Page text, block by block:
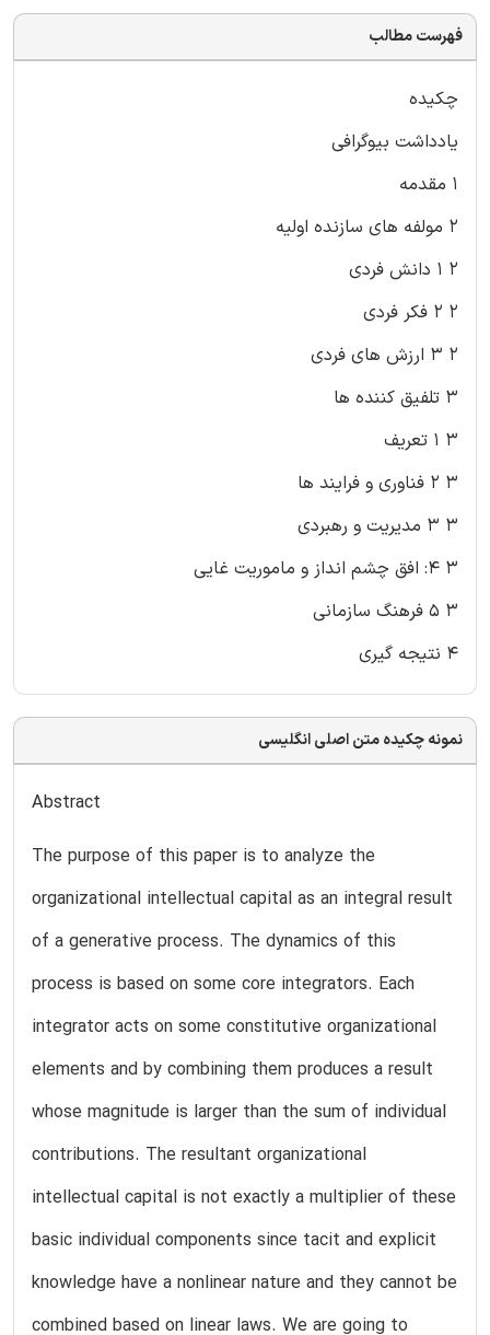
فهرست مطالب
چکیده
یادداشت بیوگرافی
۱ مقدمه
۲ مولفه های سازنده اولیه
۲ ۱ دانش فردی
۲ ۲ فکر فردی
۲ ۳ ارزش های فردی
۳ تلفیق کننده ها
۳ ۱ تعریف
۳ ۲ فناوری و فرایند ها
۳ ۳ مدیریت و رهبردی
۳ ۴: افق چشم انداز و ماموریت غایی
۳ ۵ فرهنگ سازمانی
۴ نتیجه گیری
نمونه چکیده متن اصلی انگلیسی
Abstract
The purpose of this paper is to analyze the
organizational intellectual capital as an integral result
of a generative process. The dynamics of this
process is based on some core integrators. Each
integrator acts on some constitutive organizational
elements and by combining them produces a result
whose magnitude is larger than the sum of individual
contributions. The resultant organizational
intellectual capital is not exactly a multiplier of these
basic individual components since tacit and explicit
knowledge have a nonlinear nature and they cannot be
combined based on linear laws. We are going to